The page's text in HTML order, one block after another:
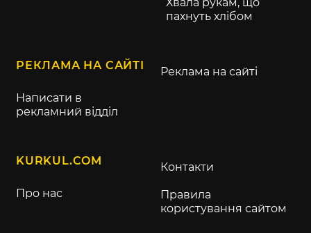
пахнуть хлібом
РЕКЛАМА НА САЙТІ
Написати в
рекламний відділ
Реклама на сайті
KURKUL.COM
Про нас
Контакти
Правила
користування сайтом